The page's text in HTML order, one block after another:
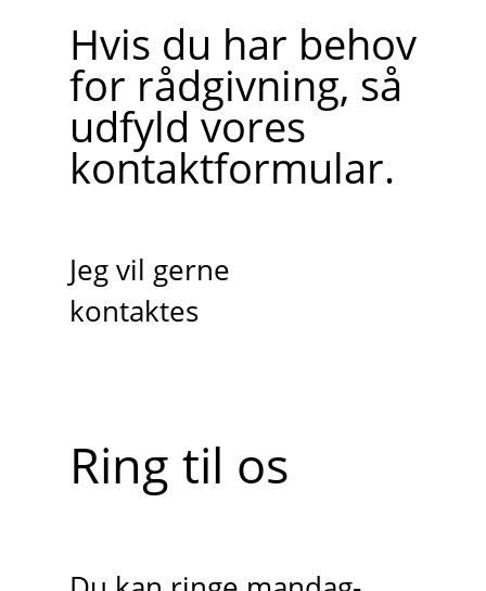
Hvis du har behov
for rådgivning, så
udfyld vores
kontaktformular.
Jeg vil gerne
kontaktes
Ring til os